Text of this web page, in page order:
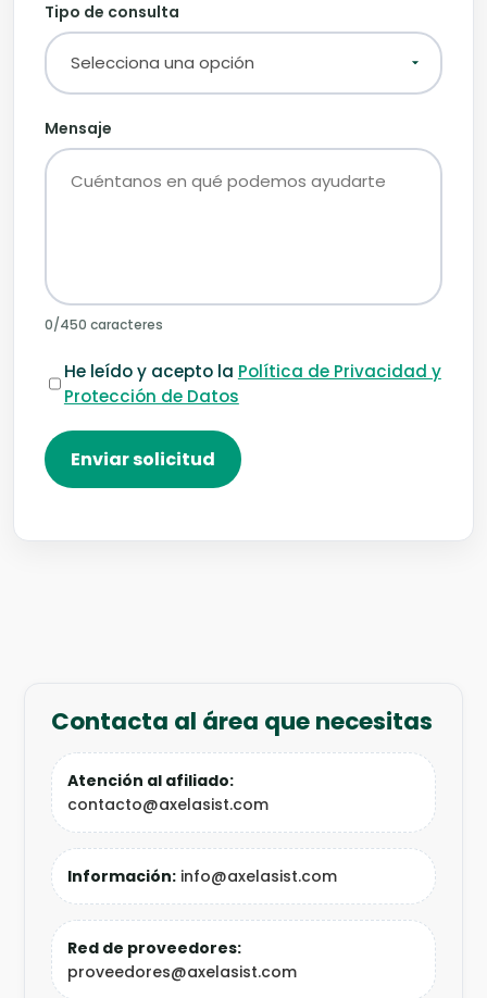
Tipo de consulta
Mensaje
0/450 caracteres
He leído y acepto la Política de Privacidad y
Protección de Datos
Enviar solicitud
Contacta al área que necesitas
Atención al afiliado:
contacto@axelasist.com
Información: info@axelasist.com
Red de proveedores:
proveedores@axelasist.com